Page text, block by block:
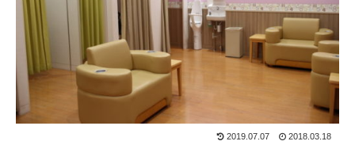
2019.07.07 2018.03.18